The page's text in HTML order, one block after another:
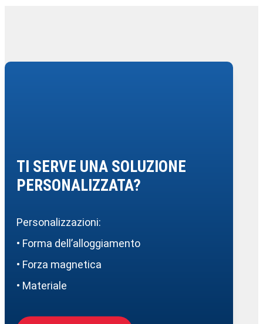
TI SERVE UNA SOLUZIONE
PERSONALIZZATA?
Personalizzazioni:
• Forma dell’alloggiamento
• Forza magnetica
• Materiale